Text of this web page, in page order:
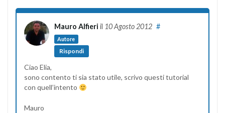
Mauro Alfieri il 10 Agosto 2012
Autore
#
Rispondi
Ciao Elia,
sono contento ti sia stato utile, scrivo questi tutorial
con quell’intento
Mauro